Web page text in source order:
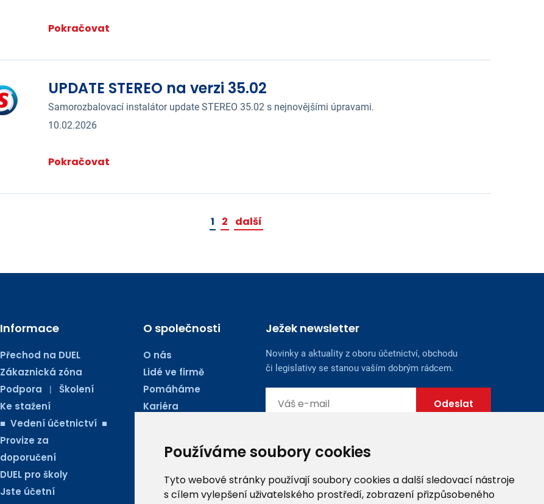
Používáme soubory cookies
Tyto webové stránky používají soubory cookies a další sledovací nástroje
s cílem vylepšení uživatelského prostředí, zobrazení přizpůsobeného
Pokračovat
UPDATE STEREO na verzi 35.02
Samorozbalovací instalátor update STEREO 35.02 s nejnovějšími úpravami.
10.02.2026
Pokračovat
1 2 další
Informace
Přechod na DUEL
Zákaznická zóna
Podpora
| Školení
Ke stažení
■ Vedení účetnictví ■
Provize za
doporučení
DUEL pro školy
Jste účetní
O společnosti
O nás
Lidé ve firmě
Pomáháme
Kariéra
AUDIO PODCASTY
Ježek newsletter
Novinky a aktuality z oboru účetnictví, obchodu
či legislativy se stanou vaším dobrým rádcem.